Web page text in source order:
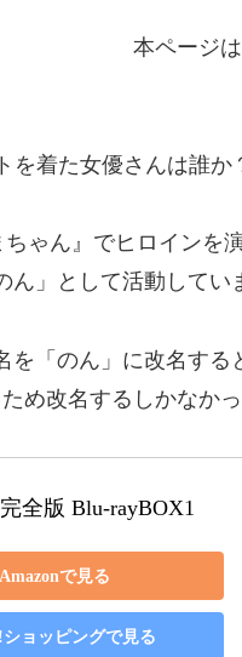
本ページ
を着た女優さんは誰か
ゃん』でヒロインを
」として活動してい
を「のん」に改名す
め改名するしかなか
全版 Blu-rayBOX1
Amazonで見る
ショッピングで見る